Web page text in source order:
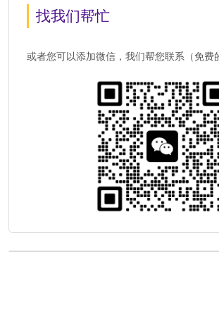
找我们帮忙
或者您可以添加微信，我们帮您联系（免费